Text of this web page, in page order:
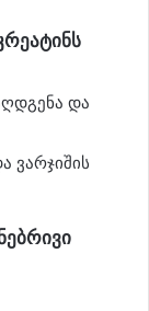
და
ვარჯიშის